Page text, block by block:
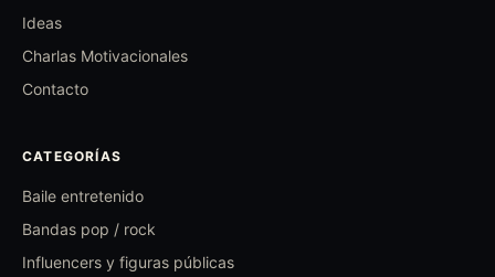
Ideas
Charlas Motivacionales
Contacto
CATEGORÍAS
Baile entretenido
Bandas pop / rock
Influencers y figuras públicas